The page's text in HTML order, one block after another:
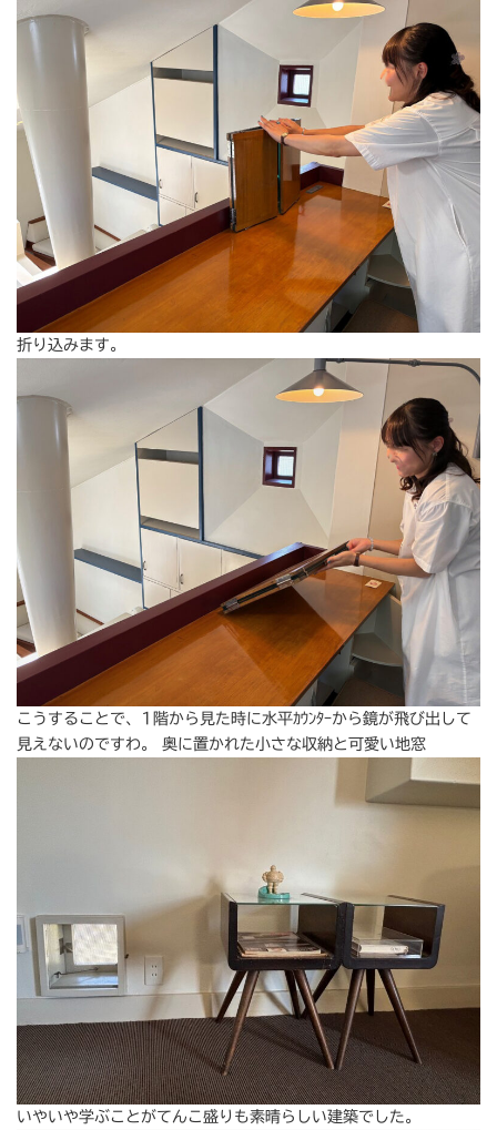
折り込みます。
こうすることで、1階から見た時に水平ｶｳﾝﾀｰから鏡が飛び出して
見えないのですわ。 奥に置かれた小さな収納と可愛い地窓
いやいや学ぶことがてんこ盛りも素晴らしい建築でした。